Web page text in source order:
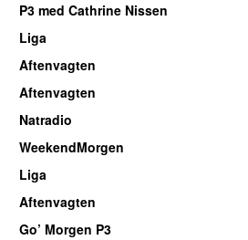
P3 med Cathrine Nissen
Liga
Aftenvagten
Aftenvagten
Natradio
WeekendMorgen
Liga
Aftenvagten
Go’ Morgen P3